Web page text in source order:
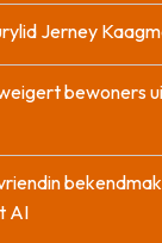
Jerney
bewoners
AI